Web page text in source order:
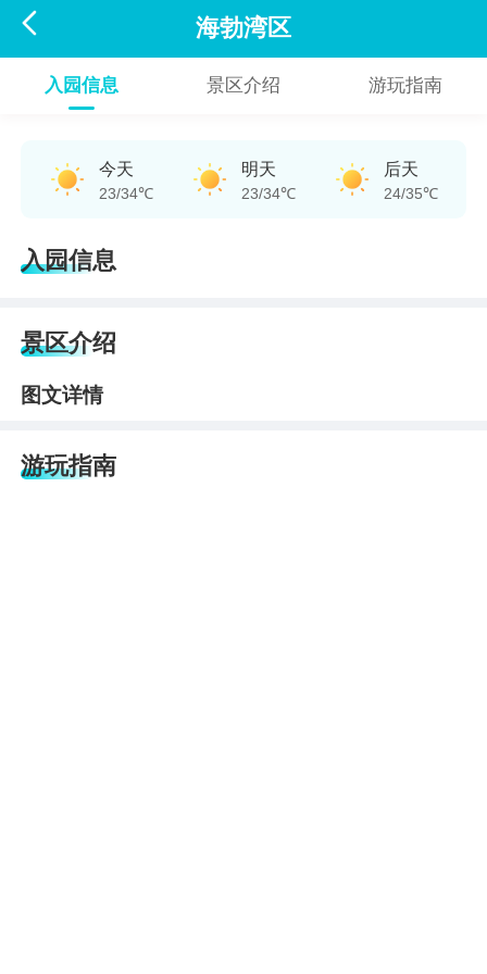
 海勃湾区
入园信息 景区介绍 游玩指南
今天
23/34℃
明天
23/34℃
后天
24/35℃
入园信息
景区介绍
图文详情
游玩指南